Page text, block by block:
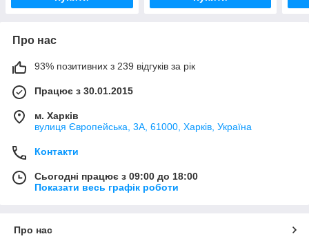
Про нас
93% позитивних з 239 відгуків за рік
Працює з 30.01.2015
м. Харків
вулиця Європейська, 3А, 61000, Харків, Україна
Контакти
Сьогодні працює з 09:00 до 18:00
Показати весь графік роботи
Про нас